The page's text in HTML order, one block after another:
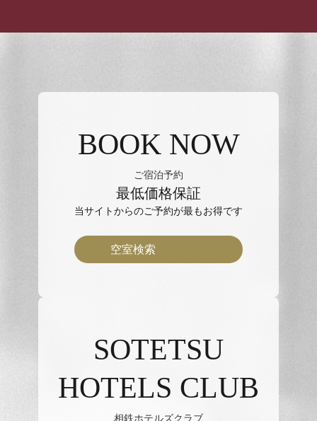
BOOK NOW
ご宿泊予約
最低価格保証
当サイトからのご予約が最もお得です
空室検索
SOTETSU
HOTELS CLUB
相鉄ホテルズクラブ